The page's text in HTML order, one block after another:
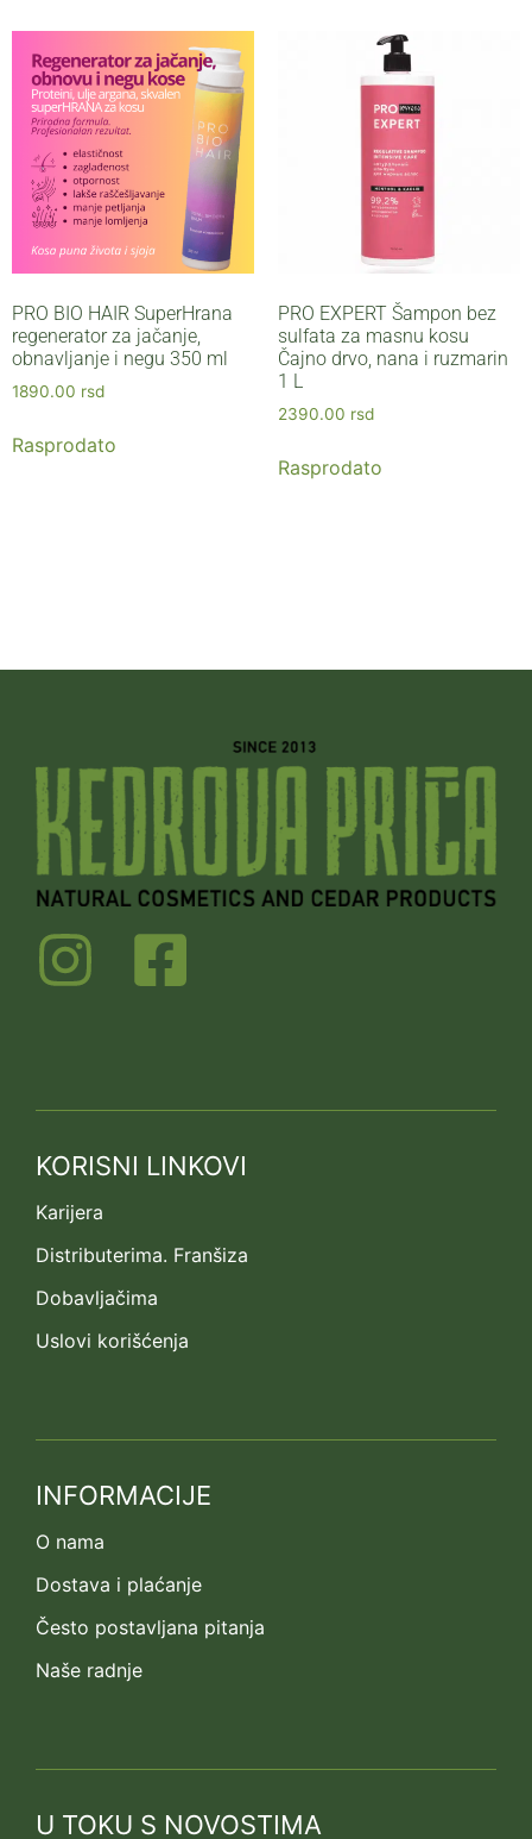
PRO BIO HAIR SuperHrana
regenerator za jačanje,
obnavljanje i negu 350 ml
1890.00 rsd
Rasprodato
PRO EXPERT Šampon bez
sulfata za masnu kosu
Čajno drvo, nana i ruzmarin
1 L
2390.00 rsd
Rasprodato
KORISNI LINKOVI
Karijera
Distributerima. Franšiza
Dobavljačima
Uslovi korišćenja
INFORMACIJE
O nama
Dostava i plaćanje
Često postavljana pitanja
Naše radnje
U TOKU S NOVOSTIMA